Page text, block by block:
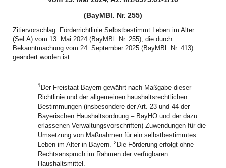
(BayMBl. Nr. 255)
Zitiervorschlag: Förderrichtlinie Selbstbestimmt Leben im Alter
(SeLA) vom 13. Mai 2024 (BayMBl. Nr. 255), die durch
Bekanntmachung vom 24. September 2025 (BayMBl. Nr. 413)
geändert worden ist
1 Der Freistaat Bayern gewährt nach Maßgabe dieser
Richtlinie und der allgemeinen haushaltsrechtlichen
Bestimmungen (insbesondere der Art. 23 und 44 der
Bayerischen Haushaltsordnung – BayHO und der dazu
erlassenen Verwaltungsvorschriften) Zuwendungen für die
Umsetzung von Maßnahmen für ein selbstbestimmtes
Leben im Alter in Bayern. 2 Die Förderung erfolgt ohne
Rechtsanspruch im Rahmen der verfügbaren
Haushaltsmittel.